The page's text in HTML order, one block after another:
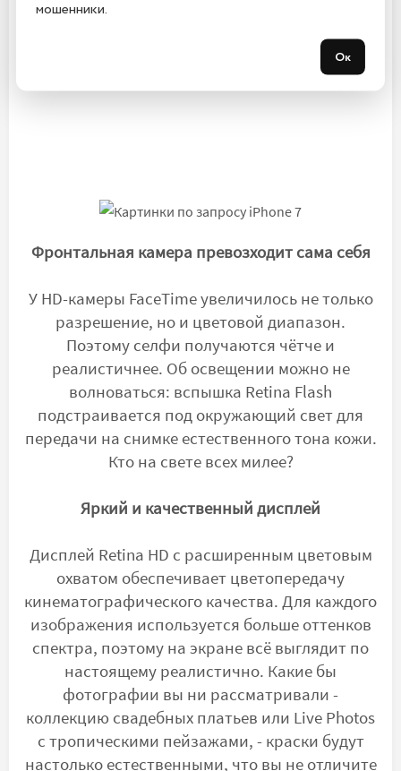
изображения и новой диафрагме f/1.8. А с
разрешения до 4K. Теперь вы сможете
Фронтальная камера превозходит сама себя
У HD-камеры FaceTime увеличилось не только
разрешение, но и цветовой диапазон.
Поэтому селфи получаются чётче и
реалистичнее. Об освещении можно не
волноваться: вспышка Retina Flash
подстраивается под окружающий свет для
передачи на снимке естественного тона кожи.
Кто на свете всех милее?
Яркий и качественный дисплей
Дисплей Retina HD с расширенным цветовым
охватом обеспечивает цветопередачу
кинематографического качества. Для каждого
изображения используется больше оттенков
спектра, поэтому на экране всё выглядит по
настоящему реалистично. Какие бы
фотографии вы ни рассматривали -
коллекцию свадебных платьев или Live Photos
с тропическими пейзажами, - краски будут
настолько естественными, что вы не отличите
мошенники.
Ок